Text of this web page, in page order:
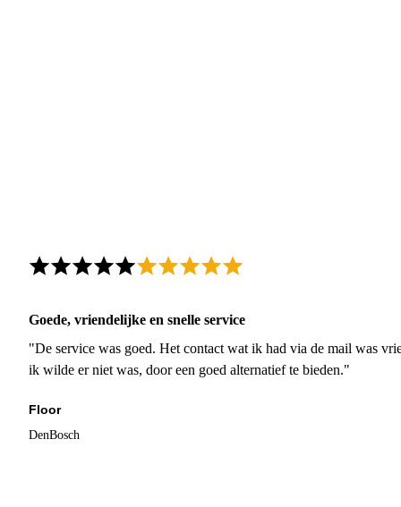
Goede, vriendelijke en snelle service
"De service was goed. Het contact wat ik had via de mail was
ik wilde er niet was, door een goed alternatief te bieden."
Floor
DenBosch